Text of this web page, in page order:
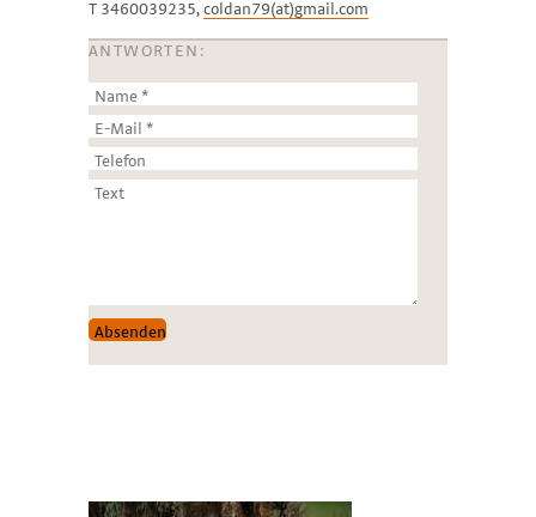
T 3460039235, coldan79(at)gmail.com
ANTWORTEN: